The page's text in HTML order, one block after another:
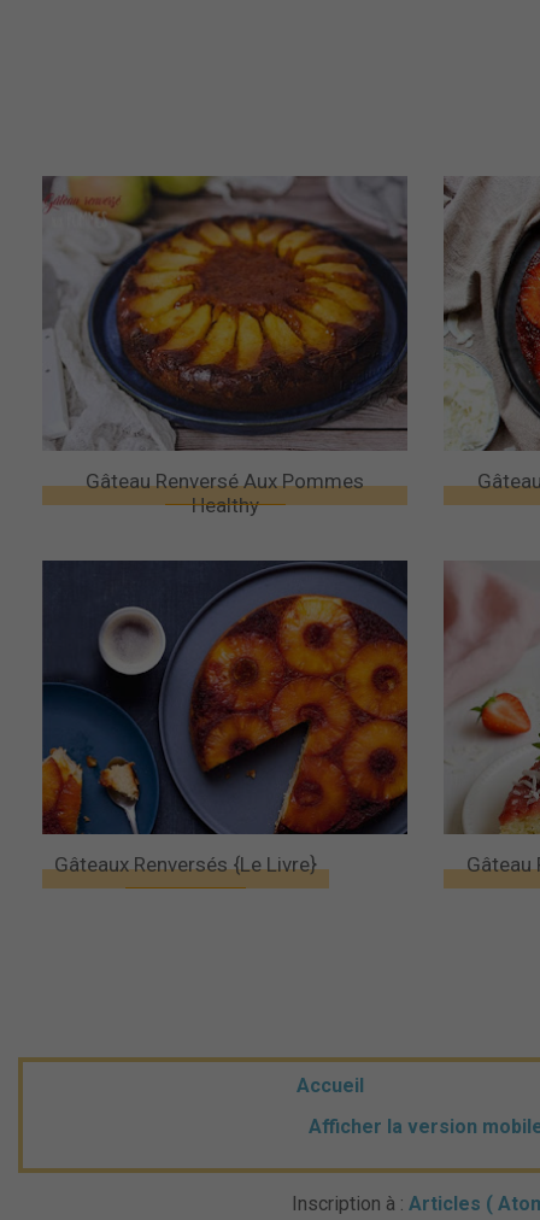
Gâteau Renversé Aux Pommes
Healthy
Gâteaux Renversés {le Livre} Gâteau
Accueil
Afficher la version
Inscription à :Articles (